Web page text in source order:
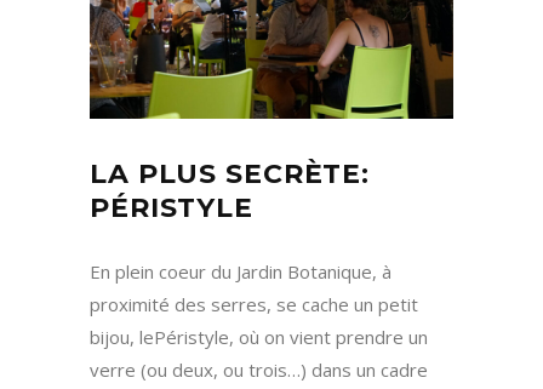
LA PLUS SECRÈTE:
PÉRISTYLE
En plein coeur du Jardin Botanique, à
proximité des serres, se cache un petit
bijou, lePéristyle, où on vient prendre un
verre (ou deux, ou trois…) dans un cadre